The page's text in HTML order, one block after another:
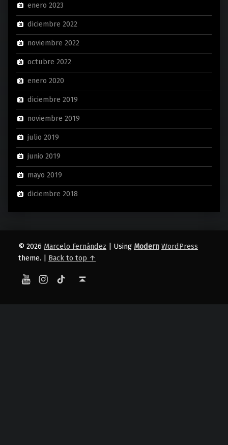
enero 2023
diciembre 2022
noviembre 2022
octubre 2022
enero 2020
diciembre 2019
noviembre 2019
julio 2019
junio 2019
mayo 2019
diciembre 2018
© 2026 Marcelo Fernández | Using Modern WordPress
theme. | Back to top ↑